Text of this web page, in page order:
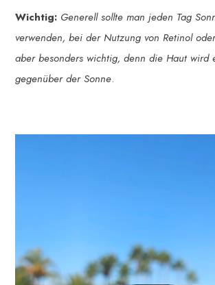
Wichtig: Generell sollte man jeden Tag
verwenden, bei der Nutzung von Retinol
aber besonders wichtig, denn die Haut wird
gegenüber der Sonne.